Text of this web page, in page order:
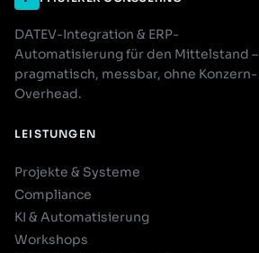
DATEV-Integration & ERP-
Automatisierung für den Mittelstand –
pragmatisch, messbar, ohne Konzern-
Overhead.
LEISTUNGEN
Projekte & Systeme
Compliance
KI & Automatisierung
Workshops